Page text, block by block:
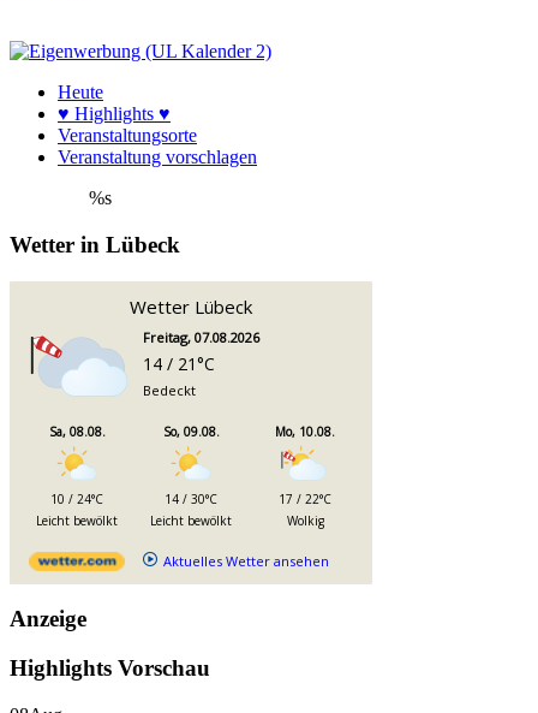
Heute
♥ Highlights ♥
Veranstaltungsorte
Veranstaltung vorschlagen
%s
Wetter in Lübeck
Wetter Lübeck
Freitag, 07.08.2026
14 / 21°C
Bedeckt
Sa, 08.08.
10 / 24°C
Leicht bewölkt
So, 09.08.
14 / 30°C
Leicht bewölkt
Mo, 10.08.
17 / 22°C
Wolkig
Aktuelles Wetter ansehen
Anzeige
Highlights Vorschau